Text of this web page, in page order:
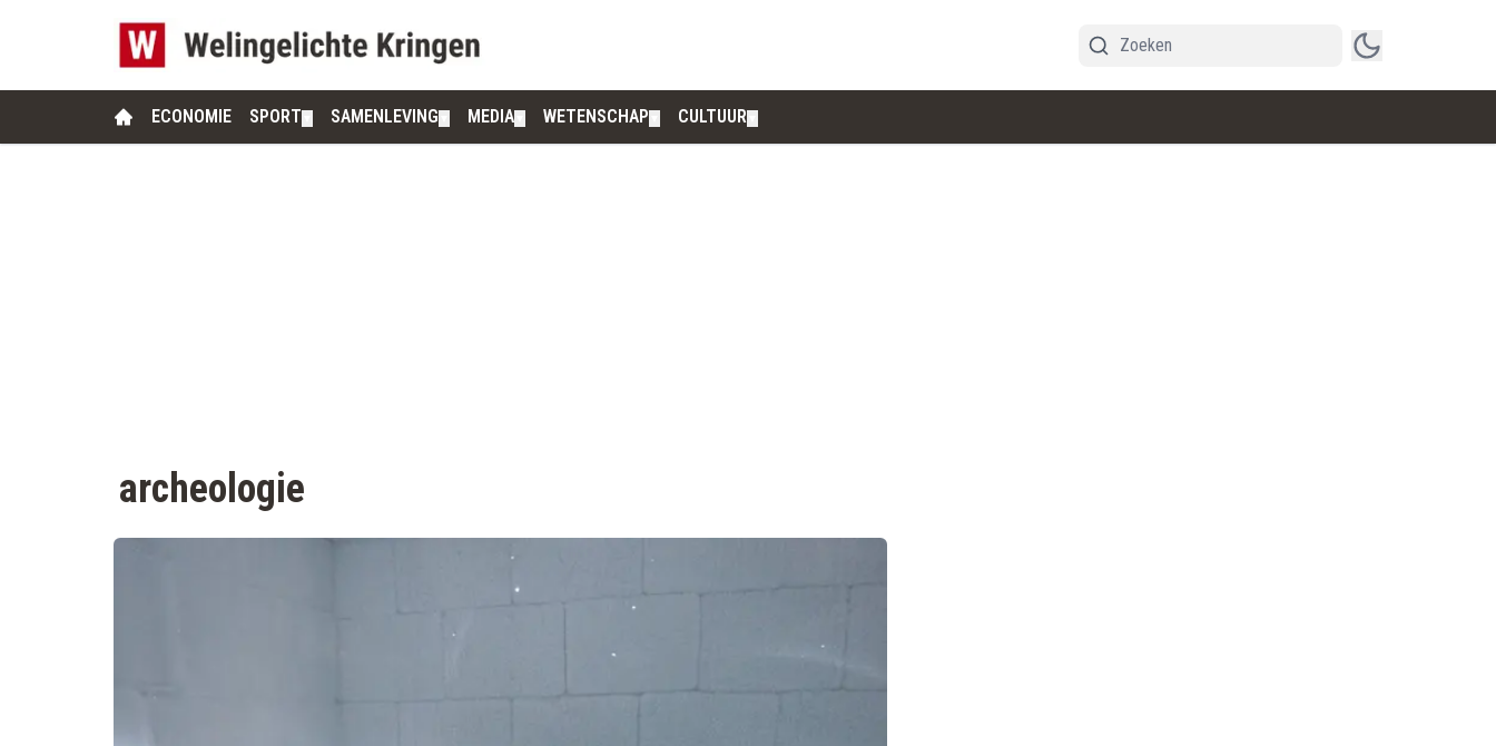
ECONOMIE SPORT SAMENLEVING MEDIA WETENSCHAP CULTUUR
archeologie